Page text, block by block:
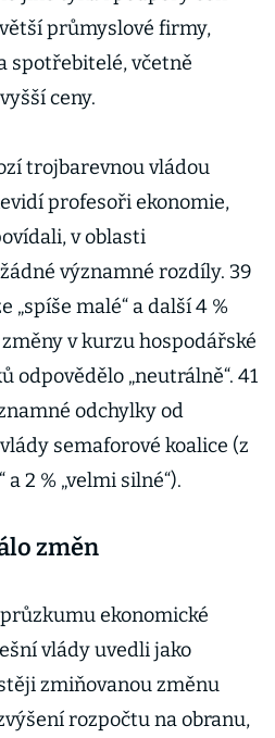
průmyslové firmy,
spotřebitelé, včetně
ceny.
trojbarevnou vládou
profesoři ekonomie,
v oblasti
významné rozdíly. 39
„spíše malé“ a další 4 %
v kurzu hospodářské
odpovědělo „neutrálně“. 41
odchylky od
semaforové koalice (z
2 % „velmi silné“).
změn
ekonomické
vlády uvedli jako
zmiňovanou změnu
rozpočtu na obranu,